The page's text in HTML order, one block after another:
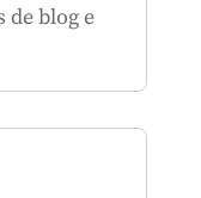
de blog e